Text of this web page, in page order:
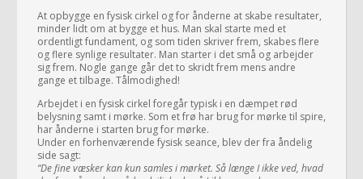
At opbygge en fysisk cirkel og for ånderne at skabe resultater,
minder lidt om at bygge et hus. Man skal starte med et
ordentligt fundament, og som tiden skriver frem, skabes flere
og flere synlige resultater. Man starter i det små og arbejder
sig frem. Nogle gange går det to skridt frem mens andre
gange et tilbage. Tålmodighed!
Arbejdet i en fysisk cirkel foregår typisk i en dæmpet rød
belysning samt i mørke. Som et frø har brug for mørke til spire,
har ånderne i starten brug for mørke.
Under en forhenværende fysisk seance, blev der fra åndelig
side sagt:
“De fine væsker kan kun samles i mørket. Så længe I ikke ved, hvad